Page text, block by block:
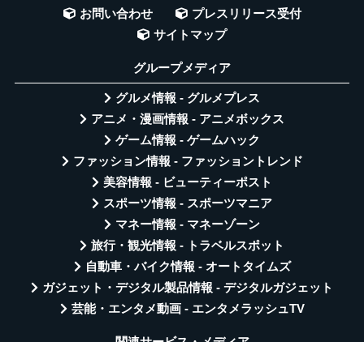
お問い合わせ
プレスリリース受付
サイトマップ
グループメディア
グルメ情報 - グルメプレス
アニメ・漫画情報 - アニメボックス
ゲーム情報 - ゲームハック
ファッション情報 - ファッショントレンド
美容情報 - ビューティーポスト
スポーツ情報 - スポーツマニア
マネー情報 - マネーゾーン
旅行・観光情報 - トラベルスポット
自動車・バイク情報 - オートタイムズ
ガジェット・デジタル製品情報 - デジタルガジェット
芸能・エンタメ動画 - エンタメラッシュTV